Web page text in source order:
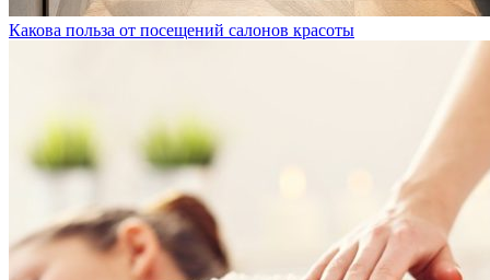
Какова польза от посещений салонов красоты